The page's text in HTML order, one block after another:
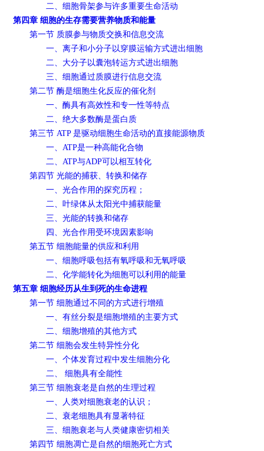
二、细胞骨架参与许多重要生命活动
第四章 细胞的生存需要营养物质和能量
第一节 质膜参与物质交换和信息交流
一、离子和小分子以穿膜运输方式进出细胞
二、大分子以囊泡转运方式进出细胞
三、细胞通过质膜进行信息交流
第二节 酶是细胞生化反应的催化剂
一、酶具有高效性和专一性等特点
二、绝大多数酶是蛋白质
第三节 ATP 是驱动细胞生命活动的直接能源物质
一、ATP是一种高能化合物
二、ATP与ADP可以相互转化
第四节 光能的捕获、转换和储存
一、光合作用的探究历程；
二、叶绿体从太阳光中捕获能量
三、光能的转换和储存
四、光合作用受环境因素影响
第五节 细胞能量的供应和利用
一、细胞呼吸包括有氧呼吸和无氧呼吸
二、化学能转化为细胞可以利用的能量
第五章 细胞经历从生到死的生命进程
第一节 细胞通过不同的方式进行增殖
一、有丝分裂是细胞增殖的主要方式
二、细胞增殖的其他方式
第二节 细胞会发生特异性分化
一、个体发育过程中发生细胞分化
二、 细胞具有全能性
第三节 细胞衰老是自然的生理过程
一、人类对细胞衰老的认识；
二、衰老细胞具有显著特征
三、细胞衰老与人类健康密切相关
第四节 细胞凋亡是自然的细胞死亡方式